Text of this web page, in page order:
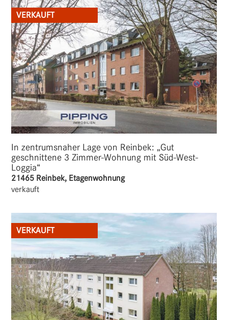
VERKAUFT
In zentrumsnaher Lage von Reinbek: „Gut
geschnittene 3 Zimmer-Wohnung mit Süd-West-
Loggia“
21465 Reinbek, Etagenwohnung
verkauft
VERKAUFT